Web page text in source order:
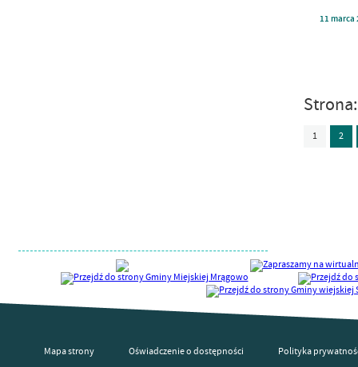
11 marca
1 2
Mapa strony Oświadczenie o dostępności Polityka